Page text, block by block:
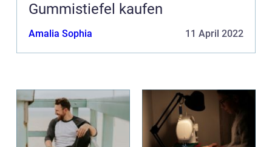
Gummistiefel kaufen
Amalia Sophia 11 April 2022